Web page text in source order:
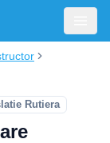
Rutiera